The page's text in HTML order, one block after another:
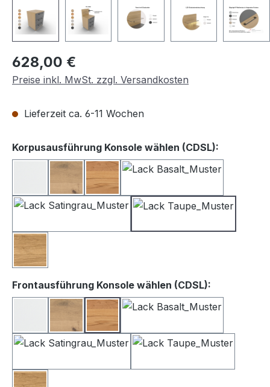
Regulärer Preis:
628,00 €
Preise inkl. MwSt. zzgl. Versandkosten
Lieferzeit ca. 6-11 Wochen
Korpusausführung Konsole wählen (CDSL):
BalkeneicheKernbuche
Wildeiche
Frontausführung Konsole wählen (CDSL):
BalkeneicheKernbuche